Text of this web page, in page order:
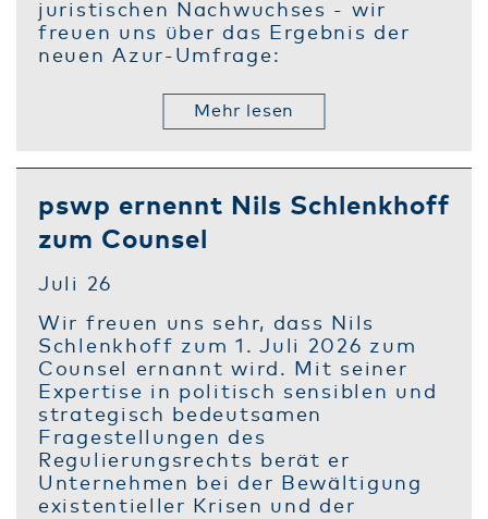
juristischen Nachwuchses - wir
freuen uns über das Ergebnis der
neuen Azur-Umfrage:
Mehr lesen
pswp ernennt Nils Schlenkhoff
zum Counsel
Juli 26
Wir freuen uns sehr, dass Nils
Schlenkhoff zum 1. Juli 2026 zum
Counsel ernannt wird. Mit seiner
Expertise in politisch sensiblen und
strategisch bedeutsamen
Fragestellungen des
Regulierungsrechts berät er
Unternehmen bei der Bewältigung
existentieller Krisen und der